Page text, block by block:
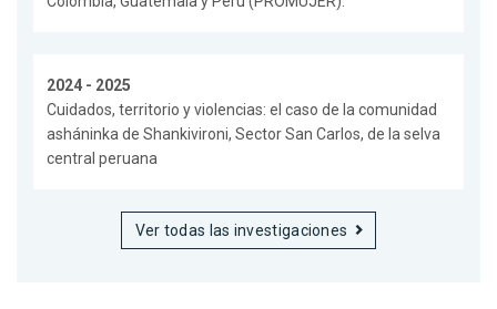
2024 - 2025
Cuidados, territorio y violencias: el caso de la comunidad
asháninka de Shankivironi, Sector San Carlos, de la selva
central peruana
Ver todas las investigaciones